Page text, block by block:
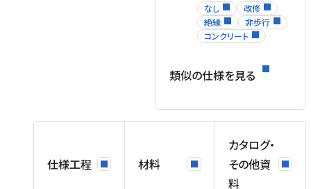
なし
改修
絶縁
非歩行
コンクリート
類似の仕様を見る
仕様工程 材料
カタログ・
その他資
料